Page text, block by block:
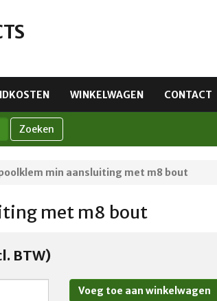
WINKELWAGEN CONTACT
Zoeken
min aansluiting met m8 bout
met m8 bout
BTW)